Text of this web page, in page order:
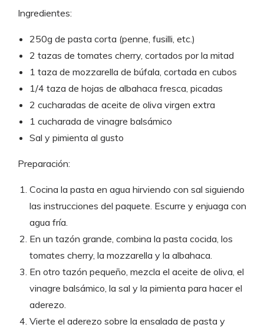
Ingredientes:
250g de pasta corta (penne, fusilli, etc.)
2 tazas de tomates cherry, cortados por la mitad
1 taza de mozzarella de búfala, cortada en cubos
1/4 taza de hojas de albahaca fresca, picadas
2 cucharadas de aceite de oliva virgen extra
1 cucharada de vinagre balsámico
Sal y pimienta al gusto
Preparación:
Cocina la pasta en agua hirviendo con sal siguiendo
las instrucciones del paquete. Escurre y enjuaga con
agua fría.
En un tazón grande, combina la pasta cocida, los
tomates cherry, la mozzarella y la albahaca.
En otro tazón pequeño, mezcla el aceite de oliva, el
vinagre balsámico, la sal y la pimienta para hacer el
aderezo.
Vierte el aderezo sobre la ensalada de pasta y